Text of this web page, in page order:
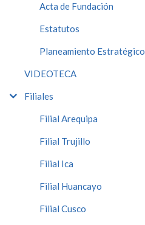
Acta de Fundación
Estatutos
Planeamiento Estratégico
VIDEOTECA
Filiales
Filial Arequipa
Filial Trujillo
Filial Ica
Filial Huancayo
Filial Cusco